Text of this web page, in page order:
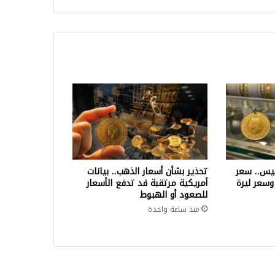
سعر
ذهب 24 و22 و21 وسعر ليرة
تحذير بشأن أسعار الذهب.. بيانات
أمريكية مرتقبة قد تدفع الأسعار
للصعود أو الهبوط
منذ ساعة واحدة